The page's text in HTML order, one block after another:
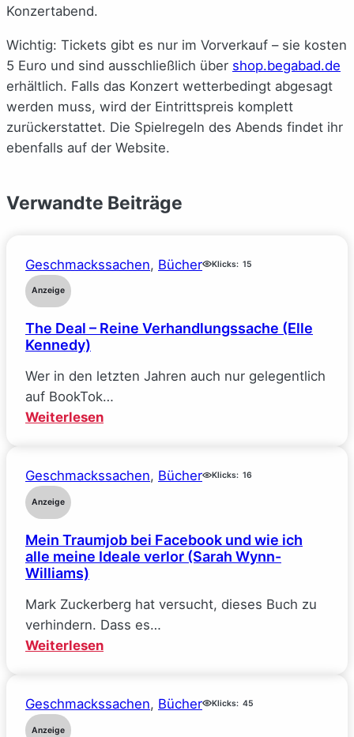
Konzertabend.
Wichtig: Tickets gibt es nur im Vorverkauf – sie kosten
5 Euro und sind ausschließlich über shop.begabad.de
erhältlich. Falls das Konzert wetterbedingt abgesagt
werden muss, wird der Eintrittspreis komplett
zurückerstattet. Die Spielregeln des Abends findet ihr
ebenfalls auf der Website.
Verwandte Beiträge
Geschmackssachen, Bücher Klicks: 15
Anzeige
The Deal – Reine Verhandlungssache (Elle
Kennedy)
Wer in den letzten Jahren auch nur gelegentlich
auf BookTok…
Weiterlesen:
–
(Elle
Kennedy)
Geschmackssachen, Bücher Klicks: 16
Anzeige
Mein Traumjob bei Facebook und wie ich
alle meine Ideale verlor (Sarah Wynn-
Williams)
Mark Zuckerberg hat versucht, dieses Buch zu
verhindern. Dass es…
Weiterlesen:
bei
Geschmackssachen, Bücher Klicks: 45
Anzeige